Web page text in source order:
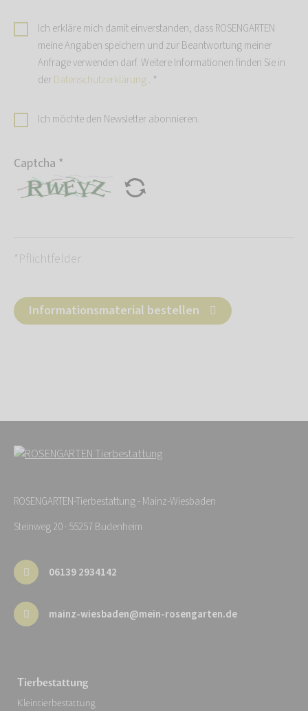
Ich erkläre mich damit einverstanden, dass ROSENGARTEN
meine Angaben speichern und zur Beantwortung meiner
Anfrage verwenden darf. Weitere Informationen finden Sie in
derDatenschutzerklärung. *
Ich möchte den Newsletter abonnieren.
Captcha *
*Pflichtfelder
Informationsmaterial bestellen
ROSENGARTEN-Tierbestattung - Mainz-Wiesbaden
Steinweg 20 · 55257 Budenheim
06139 2934142
mainz-wiesbaden@mein-rosengarten.de
Tierbestattung
Kleintierbestattung